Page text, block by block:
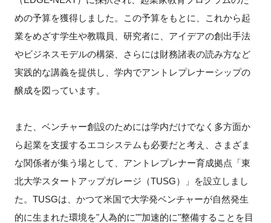
めの予算を獲得しました。この予算をもとに、これから起
業をめざす学生や教職員、研究者に、アイデアの創出手法
やビジネスモデルの構築、さらには財務諸表の読み方など
実践的な講義を提供し、学内でアントレプレナーシップの
醸成を図っています。
また、ベンチャー創設のためには学内だけでなく多方面か
ら起業を支援するエコシステムも必要だと考え、さまざま
な関係者が集う場として、アントレプレナー育成拠点「東
北大学スタートアップガレージ（TUSG）」を設立しまし
た。TUSGは、かつて米国で大学発ベンチャーが自然発生
的に生まれた環境を"人為的に""加速的に"整備することを目